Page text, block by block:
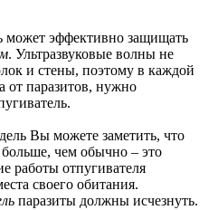
может эффективно защищать
. Ультразвуковые волны не
и стены, поэтому в каждой
от паразитов, нужно
Вы можете заметить, что
чем обычно – это
работы отпугивателя
своего обитания.
паразиты должны исчезнуть.